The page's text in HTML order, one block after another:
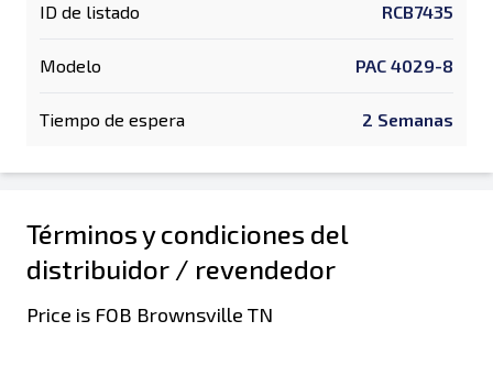
ID de listado RCB7435
Modelo PAC 4029-8
Tiempo de espera 2 Semanas
Términos y condiciones del
distribuidor / revendedor
Price is FOB Brownsville TN